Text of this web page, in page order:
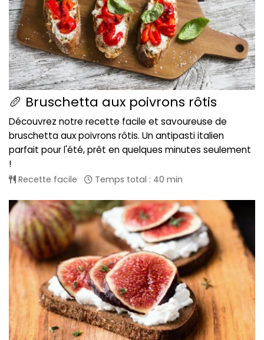
🥖 Bruschetta aux poivrons rôtis
Découvrez notre recette facile et savoureuse de
bruschetta aux poivrons rôtis. Un antipasti italien
parfait pour l'été, prêt en quelques minutes seulement
!
Recette facile Temps total : 40 min